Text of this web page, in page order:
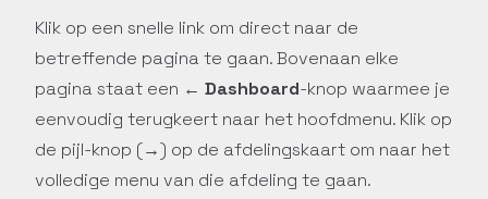
Klik op een snelle link om direct naar de
betreffende pagina te gaan. Bovenaan elke
pagina staat een ← Dashboard-knop waarmee je
eenvoudig terugkeert naar het hoofdmenu. Klik op
de pijl-knop (→) op de afdelingskaart om naar het
volledige menu van die afdeling te gaan.